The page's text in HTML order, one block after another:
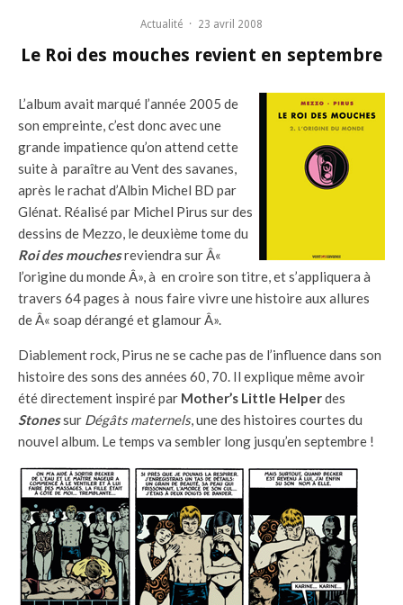
Actualité · 23 avril 2008
Le Roi des mouches revient en septembre
L’album avait marqué l’année 2005 de
son empreinte, c’est donc avec une
grande impatience qu’on attend cette
suite à paraître au Vent des savanes,
après le rachat d’Albin Michel BD par
Glénat. Réalisé par Michel Pirus sur des
dessins de Mezzo, le deuxième tome du
Roi des mouchesreviendra sur Â«
l’origine du monde Â», à en croire son titre, et s’appliquera à
travers 64 pages à nous faire vivre une histoire aux allures
de Â« soap dérangé et glamour Â».
Diablement rock, Pirus ne se cache pas de l’influence dans son
histoire des sons des années 60, 70. Il explique même avoir
été directement inspiré par Mother’s Little Helperdes
Stonessur Dégâts maternels, une des histoires courtes du
nouvel album. Le temps va sembler long jusqu’en septembre !